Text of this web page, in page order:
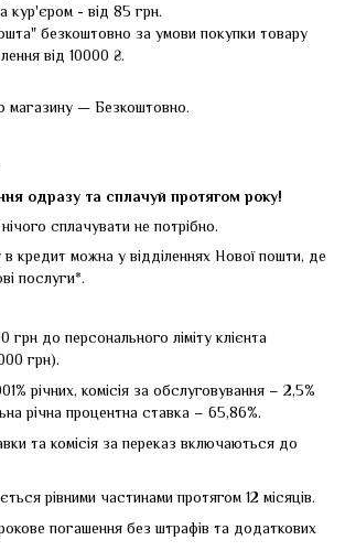
кур'єром - від 85 грн.
безкоштовно за умови покупки товару
від 10000 ₴.
магазину — Безкоштовно.
одразу та сплачуй протягом року!
сплачувати не потрібно.
кредит можна у відділеннях Нової пошти, де
послуги*.
грн до персонального ліміту клієнта
грн).
річних, комісія за обслуговування – 2,5%
річна процентна ставка – 65,86%.
та комісія за переказ включаються до
рівними частинами протягом 12 місяців.
погашення без штрафів та додаткових